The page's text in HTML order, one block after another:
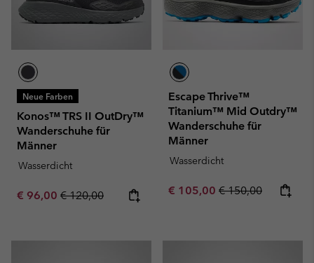
Neue Farben
Konos™ TRS II OutDry™
Wanderschuhe für
Männer
Wasserdicht
Sale price:
€ 96,00 Regular price:
€ 120,00
Escape Thrive™
Titanium™ Mid Outdry™
Wanderschuhe für
Männer
Wasserdicht
Sale price:
€ 105,00 Regular price:
€ 150,00